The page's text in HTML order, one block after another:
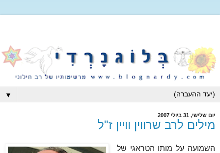
▼
יום שלישי, 31 ביולי 2007
מילים לרב שרווין וויין ז"ל
השמועה על מותו הטראגי של